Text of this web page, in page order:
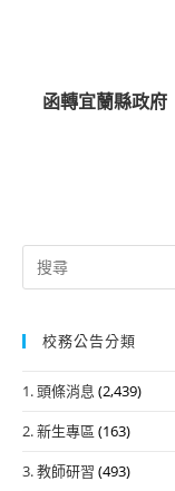
函轉宜蘭縣政
Search
for:
校務公告分類
1. 頭條消息 (2,439)
2. 新生專區 (163)
3. 教師研習 (493)